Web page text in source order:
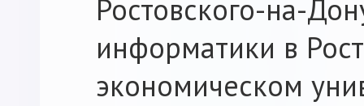
Ростовского-на-
информатики в
экономическом